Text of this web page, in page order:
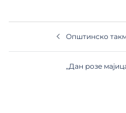
Општинско
„Дан розе